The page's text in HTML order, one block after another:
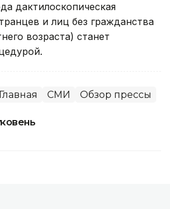
дактилоскопическая
и лиц без гражданства
возраста) станет
Главная СМИ Обзор прессы